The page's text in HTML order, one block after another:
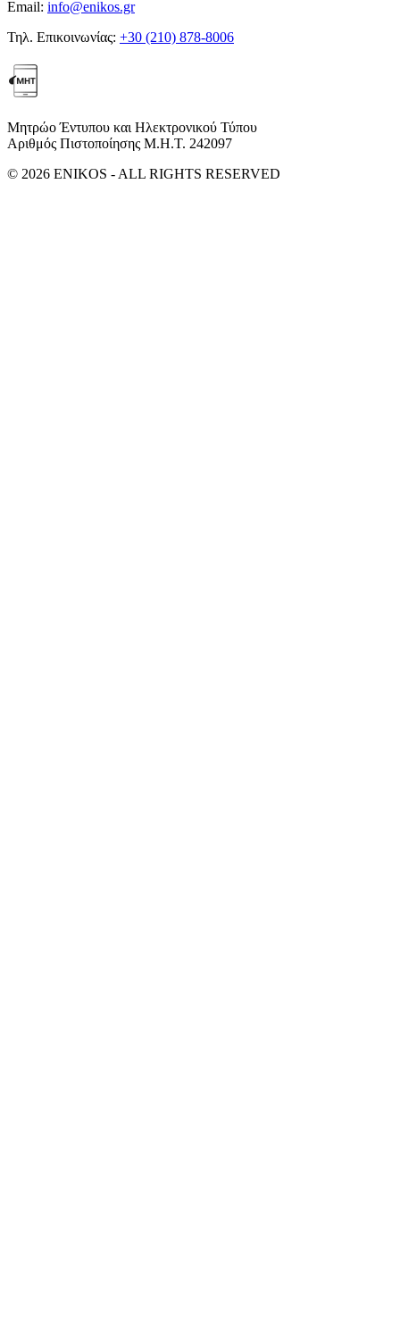
Email: info@enikos.gr
Τηλ. Επικοινωνίας: +30 (210) 878-8006
Μητρώο Έντυπου και Ηλεκτρονικού Τύπου
Αριθμός Πιστοποίησης Μ.Η.Τ. 242097
© 2026 ENIKOS - ALL RIGHTS RESERVED